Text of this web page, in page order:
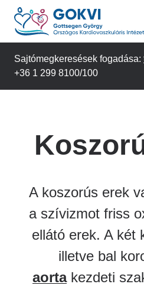
Ugrás
tartalomra
Sajtómegkeresések fogadása:
+36 1 299 8100/100
A koszorús erek
a szívizmot friss
ellátó erek. A két
illetve bal
aortakezdeti